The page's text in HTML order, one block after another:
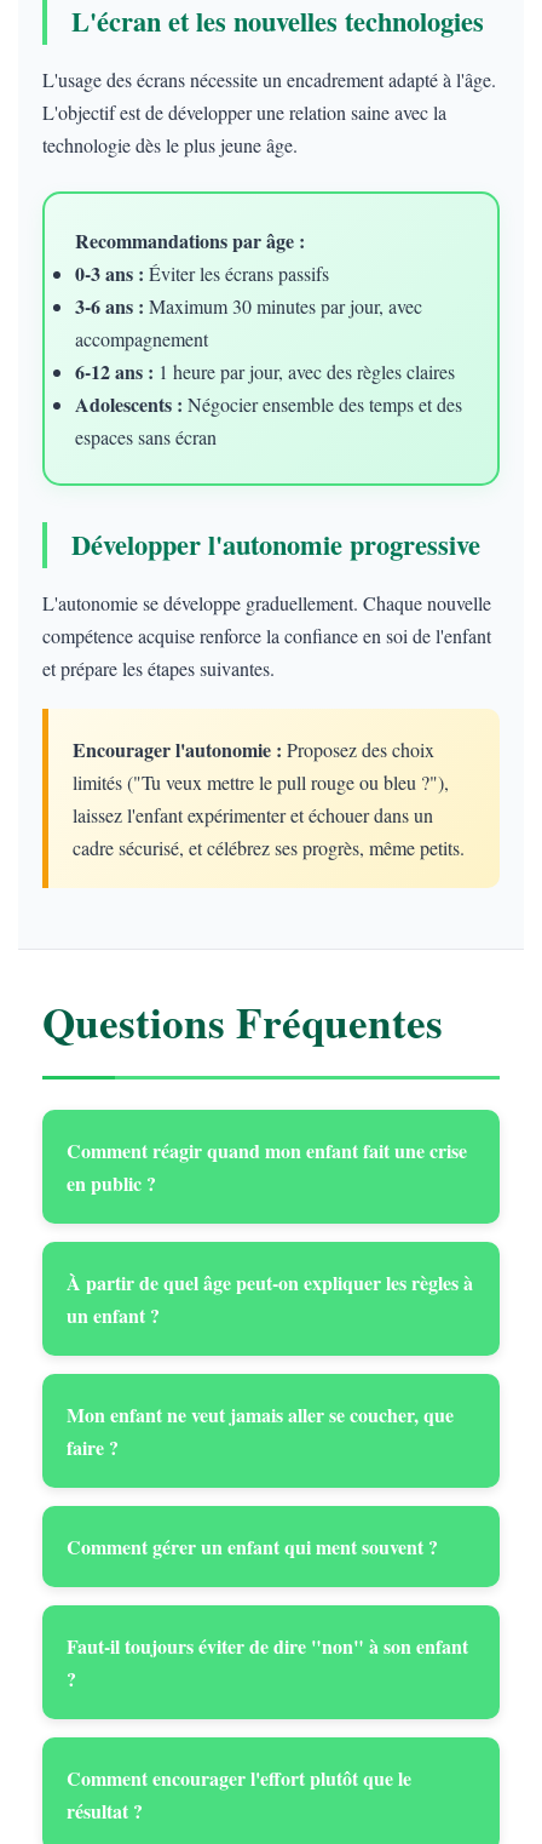
L'écran et les nouvelles technologies
L'usage des écrans nécessite un encadrement adapté à l'âge.
L'objectif est de développer une relation saine avec la
technologie dès le plus jeune âge.
Recommandations par âge :
0-3 ans : Éviter les écrans passifs
3-6 ans : Maximum 30 minutes par jour, avec
accompagnement
6-12 ans : 1 heure par jour, avec des règles claires
Adolescents : Négocier ensemble des temps et des
espaces sans écran
Développer l'autonomie progressive
L'autonomie se développe graduellement. Chaque nouvelle
compétence acquise renforce la confiance en soi de l'enfant
et prépare les étapes suivantes.
Encourager l'autonomie : Proposez des choix
limités ("Tu veux mettre le pull rouge ou bleu ?"),
laissez l'enfant expérimenter et échouer dans un
cadre sécurisé, et célébrez ses progrès, même petits.
Questions Fréquentes
Comment réagir quand mon enfant fait une crise
en public ?
À partir de quel âge peut-on expliquer les règles à
un enfant ?
Mon enfant ne veut jamais aller se coucher, que
faire ?
Comment gérer un enfant qui ment souvent ?
Faut-il toujours éviter de dire "non" à son enfant
?
Comment encourager l'effort plutôt que le
résultat ?